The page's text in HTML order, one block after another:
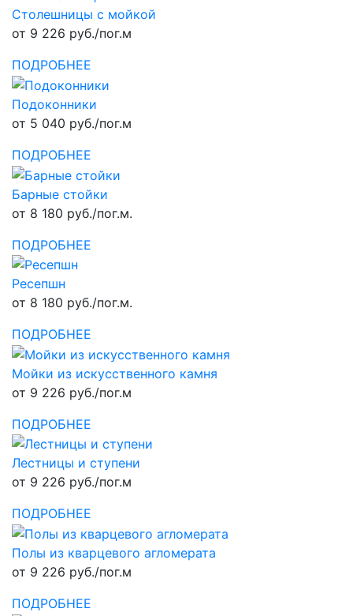
Столешницы с мойкой
от 9 226 руб./пог.м
ПОДРОБНЕЕ
Подоконники
от 5 040 руб./пог.м
ПОДРОБНЕЕ
Барные стойки
от 8 180 руб./пог.м.
ПОДРОБНЕЕ
Ресепшн
от 8 180 руб./пог.м.
ПОДРОБНЕЕ
Мойки из искусственного камня
от 9 226 руб./пог.м
ПОДРОБНЕЕ
Лестницы и ступени
от 9 226 руб./пог.м
ПОДРОБНЕЕ
Полы из кварцевого агломерата
от 9 226 руб./пог.м
ПОДРОБНЕЕ